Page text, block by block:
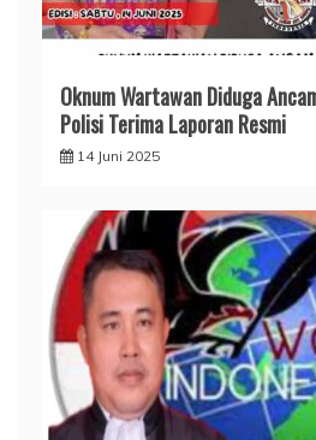
Oknum Wartawan Diduga
Polisi Terima Laporan Resmi
14 Juni 2025